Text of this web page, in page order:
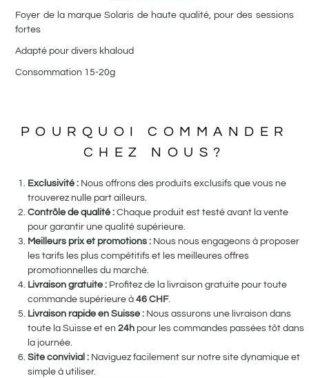
Foyer de la marque Solaris de haute qualité, pour des sessions
fortes
Adapté pour divers khaloud
Consommation 15-20g
POURQUOI COMMANDER
CHEZ NOUS?
Exclusivité : Nous offrons des produits exclusifs que vous ne
trouverez nulle part ailleurs.
Contrôle de qualité : Chaque produit est testé avant la vente
pour garantir une qualité supérieure.
Meilleurs prix et promotions : Nous nous engageons à proposer
les tarifs les plus compétitifs et les meilleures offres
promotionnelles du marché.
Livraison gratuite : Profitez de la livraison gratuite pour toute
commande supérieure à 46 CHF.
Livraison rapide en Suisse : Nous assurons une livraison dans
toute la Suisse et en 24h pour les commandes passées tôt dans
la journée.
Site convivial : Naviguez facilement sur notre site dynamique et
simple à utiliser.